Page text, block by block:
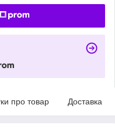
про товар Доставка